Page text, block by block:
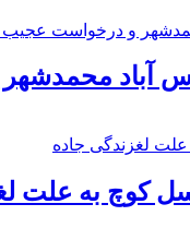
آباد
کوچ به علت